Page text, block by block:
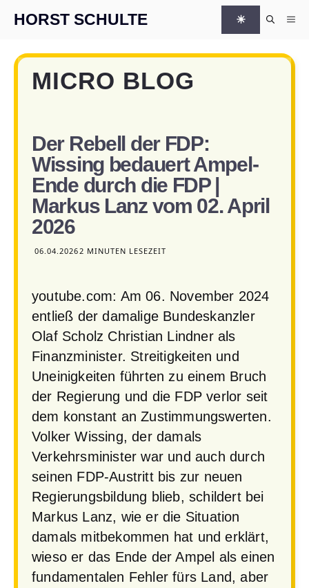
HORST SCHULTE ☀
MICRO BLOG
Der Rebell der FDP:
Wissing bedauert Ampel-
Ende durch die FDP |
Markus Lanz vom 02. April
2026
06.04.2026 2 MINUTEN LESEZEIT
youtube.com: Am 06. November 2024
entließ der damalige Bundeskanzler
Olaf Scholz Christian Lindner als
Finanzminister. Streitigkeiten und
Uneinigkeiten führten zu einem Bruch
der Regierung und die FDP verlor seit
dem konstant an Zustimmungswerten.
Volker Wissing, der damals
Verkehrsminister war und auch durch
seinen FDP-Austritt bis zur neuen
Regierungsbildung blieb, schildert bei
Markus Lanz, wie er die Situation
damals mitbekommen hat und erklärt,
wieso er das Ende der Ampel als einen
fundamentalen Fehler fürs Land, aber